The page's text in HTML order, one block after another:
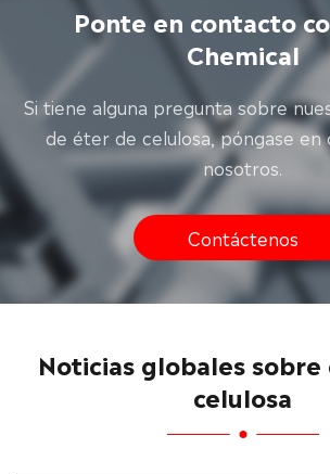
Ponte en contacto
Chemical
Si tiene alguna pregunta sobre
de éter de celulosa, póngase
nosotros.
Contáctenos
Noticias globales
celulosa